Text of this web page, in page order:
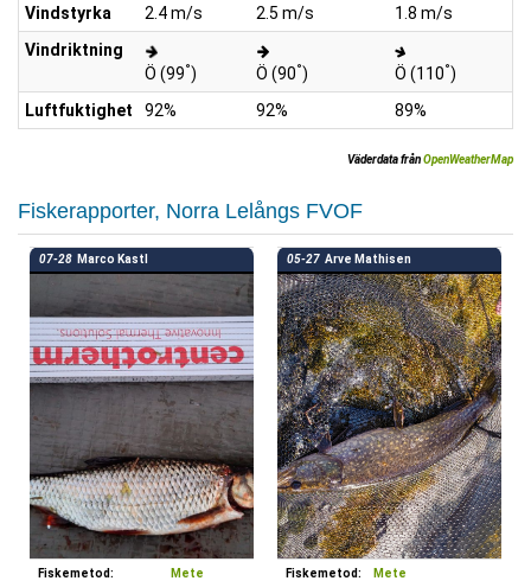
Vindstyrka
2.4 m/s 2.5 m/s
1.8 m/s
Vindriktning
Ö (99°) Ö (90°) Ö (110°)
Luftfuktighet
92% 92% 89%
Väderdata frånOpenWeatherMap
Fiskerapporter, Norra Lelångs FVOF
07-28 Marco Kastl
Fiskemetod: Mete
05-27 Arve Mathisen
Fiskemetod: Mete